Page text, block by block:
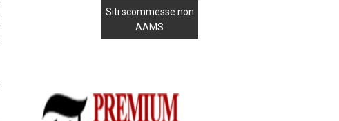
Siti scommesse non
AAMS